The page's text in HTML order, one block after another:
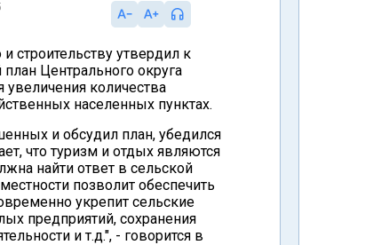
строительству утвердил к
Центрального округа
количества
населенных пунктах.
и обсудил план, убедился
что туризм и отдых являются
найти ответ в сельской
позволит обеспечить
укрепит сельские
предприятий, сохранения
и т.д.", - говорится в